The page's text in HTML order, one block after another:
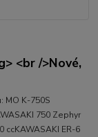
<br />Nové,
MO K-750S
750 Zephyr
ccKAWASAKI ER-6